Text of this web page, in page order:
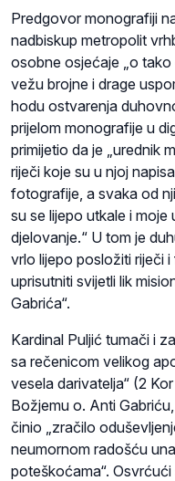
Predgovor monografiji
nadbiskup metropolit
osobne osjećaje „o
vežu brojne i drage
hodu ostvarenja
prijelom monografije u
primijetio da je „urednik
riječi koje su u njoj
fotografije, a svaka od
su se lijepo utkale i
djelovanje.“ U tom je
vrlo lijepo posložiti riječi
uprisutniti svijetli lik
Gabrića“.
Kardinal Puljić tumači i
sa rečenicom velikog
vesela darivatelja“ (2
Božjemu o. Anti
činio „zračilo
neumornom radošću
poteškoćama“.